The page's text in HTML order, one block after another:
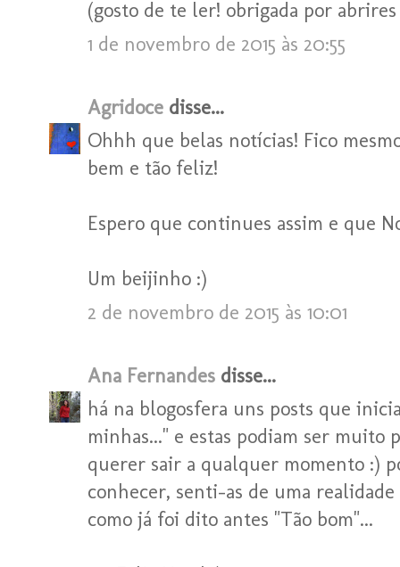
(gosto de te ler! obrigada por
1 de novembro de 2015 às 20:55
Agridoce disse...
Ohhh que belas notícias! Fico
bem e tão feliz!
Espero que continues assim e que
Um beijinho :)
2 de novembro de 2015 às 10:01
Ana Fernandes disse...
há na blogosfera uns posts que
minhas..." e estas podiam ser muito
querer sair a qualquer momento :)
conhecer, senti-as de uma
como já foi dito antes "Tão bom"...